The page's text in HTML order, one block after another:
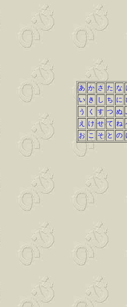
あ か さ た な
い き し ち に
う
く す つ ぬ
え
け せ て ね
お こ そ と の